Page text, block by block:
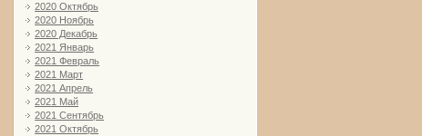
2020 Октябрь
2020 Ноябрь
2020 Декабрь
2021 Январь
2021 Февраль
2021 Март
2021 Апрель
2021 Май
2021 Сентябрь
2021 Октябрь